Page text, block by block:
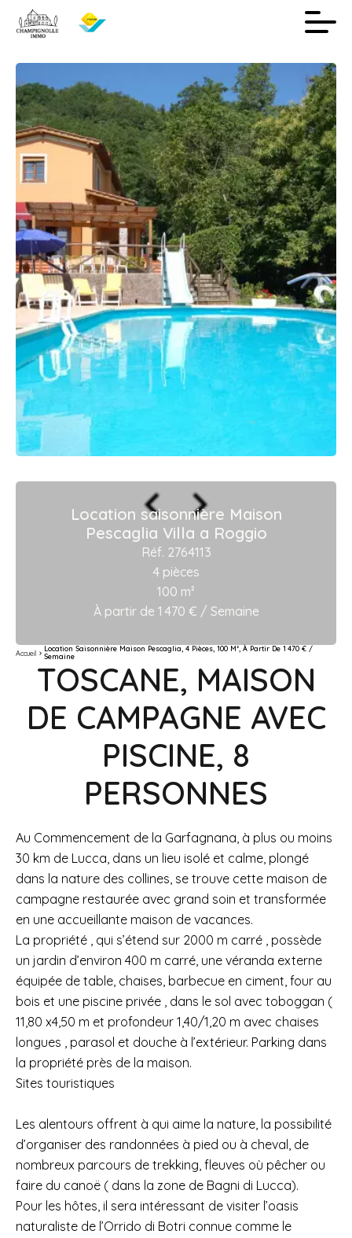
Location saisonnière Maison
Pescaglia Villa a Roggio
Réf. 2764113
4 pièces
100 m²
À partir de 1 470 € / Semaine
Accueil
Location Saisonnière Maison Pescaglia, 4 Pièces, 100 M², À Partir De 1 470 € /
Semaine
TOSCANE, MAISON
DE CAMPAGNE AVEC
PISCINE, 8
PERSONNES
Au Commencement de la Garfagnana, à plus ou moins
30 km de Lucca, dans un lieu isolé et calme, plongé
dans la nature des collines, se trouve cette maison de
campagne restaurée avec grand soin et transformée
en une accueillante maison de vacances.
La propriété , qui s’étend sur 2000 m carré , possède
un jardin d’environ 400 m carré, une véranda externe
équipée de table, chaises, barbecue en ciment, four au
bois et une piscine privée , dans le sol avec toboggan (
11,80 x4,50 m et profondeur 1,40/1,20 m avec chaises
longues , parasol et douche à l’extérieur. Parking dans
la propriété près de la maison.
Sites touristiques
Les alentours offrent à qui aime la nature, la possibilité
d’organiser des randonnées à pied ou à cheval, de
nombreux parcours de trekking, fleuves où pêcher ou
faire du canoë ( dans la zone de Bagni di Lucca).
Pour les hôtes, il sera intéressant de visiter l’oasis
naturaliste de l’Orrido di Botri connue comme le